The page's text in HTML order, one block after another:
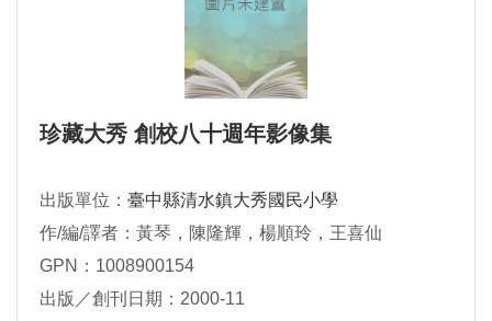
珍藏大秀 創校八十週年影像集
出版單位： 臺中縣清水鎮大秀國民小學
作/編/譯者：黃琴，陳隆輝，楊順玲，王喜仙
GPN：1008900154
出版／創刊日期：2000-11